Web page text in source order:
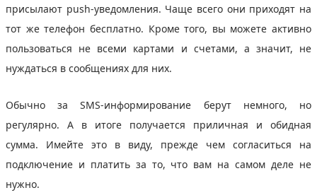
присылают push-уведомления. Чаще всего они приходят на
тот же телефон бесплатно. Кроме того, вы можете активно
пользоваться не всеми картами и счетами, а значит, не
нуждаться в сообщениях для них.
Обычно за SMS-информирование берут немного, но
регулярно. А в итоге получается приличная и обидная
сумма. Имейте это в виду, прежде чем согласиться на
подключение и платить за то, что вам на самом деле не
нужно.